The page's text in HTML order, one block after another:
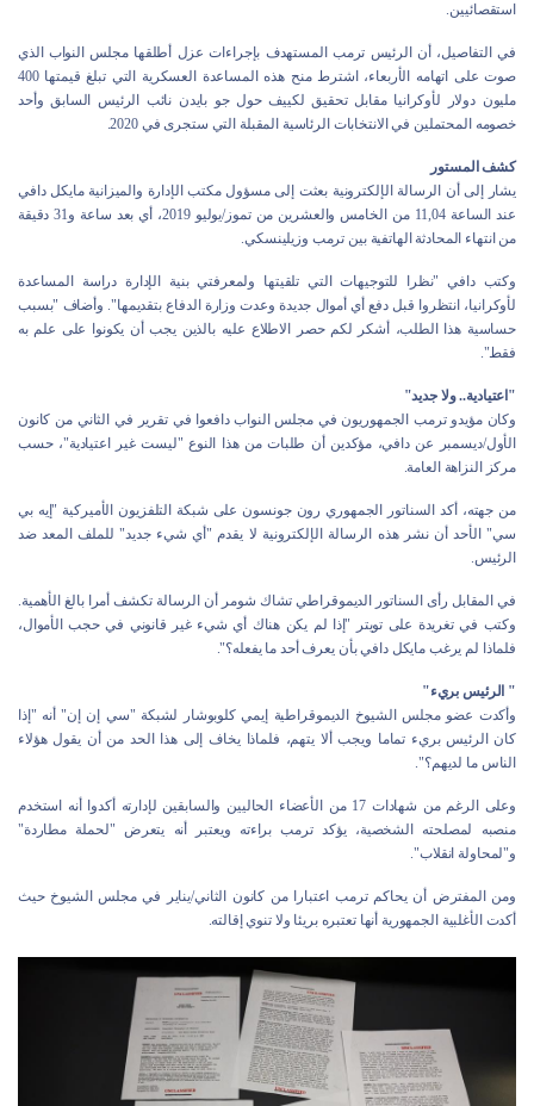
استقصائيين.
في التفاصيل، أن الرئيس ترمب المستهدف بإجراءات عزل أطلقها مجلس النواب الذي
صوت على اتهامه الأربعاء، اشترط منح هذه المساعدة العسكرية التي تبلغ قيمتها 400
مليون دولار لأوكرانيا مقابل تحقيق لكييف حول جو بايدن نائب الرئيس السابق وأحد
خصومه المحتملين في الانتخابات الرئاسية المقبلة التي ستجرى في 2020.
كشف المستور
يشار إلى أن الرسالة الإلكترونية بعثت إلى مسؤول مكتب الإدارة والميزانية مايكل دافي
عند الساعة 11,04 من الخامس والعشرين من تموز/يوليو 2019، أي بعد ساعة و31 دقيقة
من انتهاء المحادثة الهاتفية بين ترمب وزيلينسكي.
وكتب دافي "نظرا للتوجيهات التي تلقيتها ولمعرفتي بنية الإدارة دراسة المساعدة
لأوكرانيا، انتظروا قبل دفع أي أموال جديدة وعدت وزارة الدفاع بتقديمها". وأضاف "بسبب
حساسية هذا الطلب، أشكر لكم حصر الاطلاع عليه بالذين يجب أن يكونوا على علم به
فقط".
"اعتيادية.. ولا جديد"
وكان مؤيدو ترمب الجمهوريون في مجلس النواب دافعوا في تقرير في الثاني من كانون
الأول/ديسمبر عن دافي، مؤكدين أن طلبات من هذا النوع "ليست غير اعتيادية"، حسب
مركز النزاهة العامة.
من جهته، أكد السناتور الجمهوري رون جونسون على شبكة التلفزيون الأميركية "إيه بي
سي" الأحد أن نشر هذه الرسالة الإلكترونية لا يقدم "أي شيء جديد" للملف المعد ضد
الرئيس.
في المقابل رأى السناتور الديموقراطي تشاك شومر أن الرسالة تكشف أمرا بالغ الأهمية.
وكتب في تغريدة على تويتر "إذا لم يكن هناك أي شيء غير قانوني في حجب الأموال،
فلماذا لم يرغب مايكل دافي بأن يعرف أحد ما يفعله؟".
" الرئيس بريء"
وأكدت عضو مجلس الشيوخ الديموقراطية إيمي كلوبوشار لشبكة "سي إن إن" أنه "إذا
كان الرئيس بريء تماما ويجب ألا يتهم، فلماذا يخاف إلى هذا الحد من أن يقول هؤلاء
الناس ما لديهم؟".
وعلى الرغم من شهادات 17 من الأعضاء الحاليين والسابقين لإدارته أكدوا أنه استخدم
منصبه لمصلحته الشخصية، يؤكد ترمب براءته ويعتبر أنه يتعرض "لحملة مطاردة"
و"لمحاولة انقلاب".
ومن المفترض أن يحاكم ترمب اعتبارا من كانون الثاني/يناير في مجلس الشيوخ حيث
أكدت الأغلبية الجمهورية أنها تعتبره بريئا ولا تنوي إقالته.